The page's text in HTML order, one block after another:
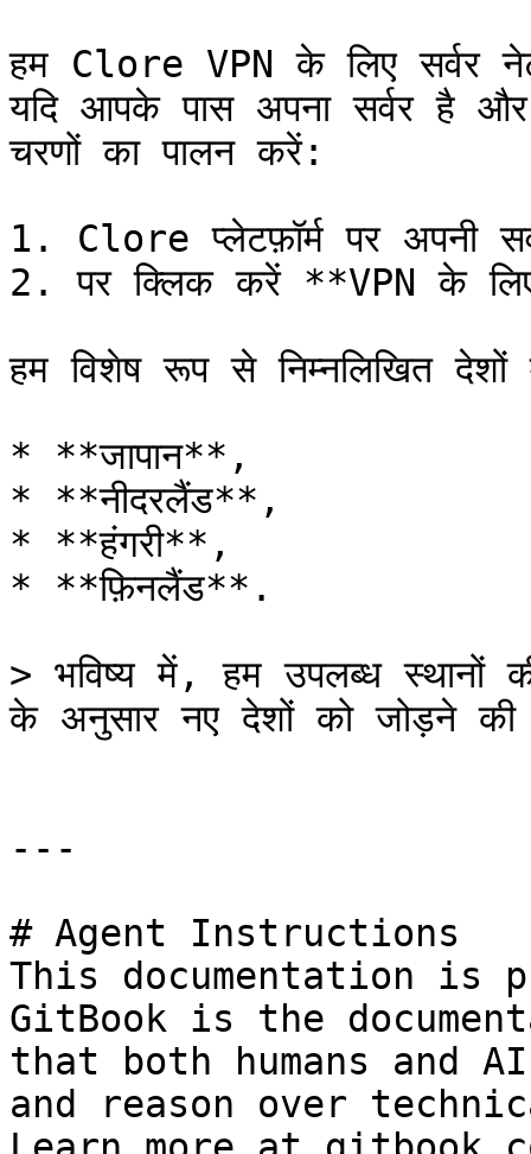
हम Clore VPN के लिए सर्वर
यदि आपके पास अपना सर्वर है
चरणों का पालन करें:
1. Clore प्लेटफ़ॉर्म पर अपनी
2. पर क्लिक करें **VPN के
हम विशेष रूप से निम्नलिखित
* **जापान**,
* **नीदरलैंड**,
* **हंगरी**,
* **फ़िनलैंड**.
> भविष्य में, हम उपलब्ध स्थानों
के अनुसार नए देशों को जोड़ने की
---
# Agent Instructions
This documentation is
GitBook is the
that both humans and
and reason over